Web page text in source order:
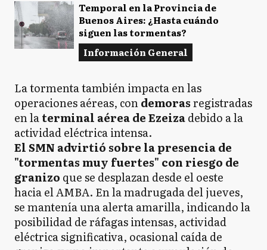
E Ensenada
EE Esteban Echeverría
E Ezeiza
FV Florencio Varela
La Matanza
Temporal en la Provincia de
Buenos Aires: ¿Hasta cuándo
siguen las tormentas?
Información General
La tormenta también impacta en las
operaciones aéreas, condemorasregistradas
en laterminal aérea de Ezeizadebido a la
actividad eléctrica intensa.
El SMN advirtió sobre la presencia de
"tormentas muy fuertes" con riesgo de
granizo que se desplazan desde el oeste
hacia el AMBA. En la madrugada del jueves,
se mantenía una alerta amarilla, indicando la
posibilidad de ráfagas intensas, actividad
eléctrica significativa, ocasional caída de